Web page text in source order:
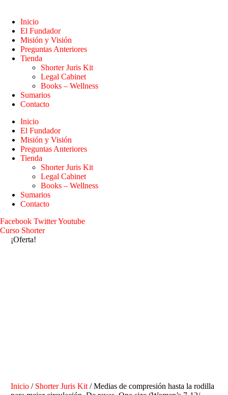
Inicio
El Fundador
Misión y Visión
Preguntas Anteriores
Tienda
Shorter Juris Kit
Legal Cabinet
Books – Wellness
Sumarios
Contacto
Inicio
El Fundador
Misión y Visión
Preguntas Anteriores
Tienda
Shorter Juris Kit
Legal Cabinet
Books – Wellness
Sumarios
Contacto
Facebook TwitterYoutube
Curso Shorter
¡Oferta!
Inicio / Shorter Juris Kit / Medias de compresión hasta la rodilla